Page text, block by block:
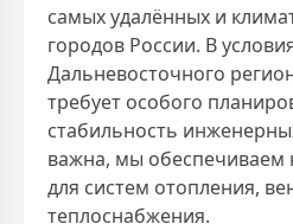
самых удалённых и
городов России. В
Дальневосточного
требует особого
стабильность
важна, мы
для систем отопления,
теплоснабжения.